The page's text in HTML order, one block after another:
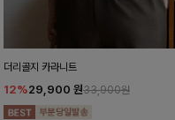
더리골지 카라니트
12%29,900 원33,900원